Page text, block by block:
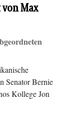
Max
Senator Bernie
Kollege Jon